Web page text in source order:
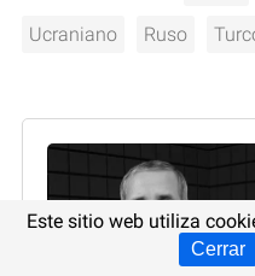
Ucraniano Ruso
Este sitio web utiliza
Cerrar